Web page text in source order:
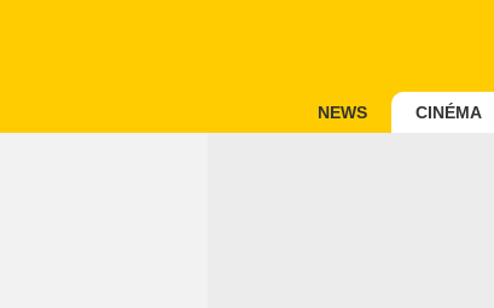
NEWS CINÉMA